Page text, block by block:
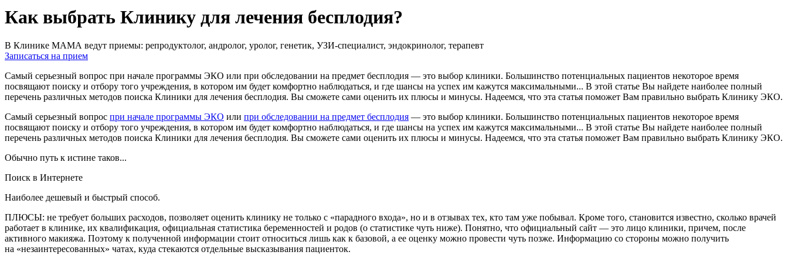
Как выбрать Клинику для лечения бесплодия?
В Клинике МАМА ведут приемы: репродуктолог, андролог, уролог, генетик, УЗИ-специалист, эндокринолог, терапевт
Записаться на прием
Самый серьезный вопрос при начале программы ЭКО или при обследовании на предмет бесплодия — это выбор клиники. Большинство потенциальных пациентов некоторое время
посвящают поиску и отбору того учреждения, в котором им будет комфортно наблюдаться, и где шансы на успех им кажутся максимальными... В этой статье Вы найдете наиболее полный
перечень различных методов поиска Клиники для лечения бесплодия. Вы сможете сами оценить их плюсы и минусы. Надеемся, что эта статья поможет Вам правильно выбрать Клинику ЭКО.
Самый серьезный вопрос при начале программы ЭКО или при обследовании на предмет бесплодия — это выбор клиники. Большинство потенциальных пациентов некоторое время
посвящают поиску и отбору того учреждения, в котором им будет комфортно наблюдаться, и где шансы на успех им кажутся максимальными... В этой статье Вы найдете наиболее полный
перечень различных методов поиска Клиники для лечения бесплодия. Вы сможете сами оценить их плюсы и минусы. Надеемся, что эта статья поможет Вам правильно выбрать Клинику ЭКО.
Обычно путь к истине таков...
Поиск в Интернете
Наиболее дешевый и быстрый способ.
ПЛЮСЫ: не требует больших расходов, позволяет оценить клинику не только с «парадного входа», но и в отзывах тех, кто там уже побывал. Кроме того, становится известно, сколько врачей
работает в клинике, их квалификация, официальная статистика беременностей и родов (о статистике чуть ниже). Понятно, что официальный сайт — это лицо клиники, причем, после
активного макияжа. Поэтому к полученной информации стоит относиться лишь как к базовой, а ее оценку можно провести чуть позже. Информацию со стороны можно получить
на «незаинтересованных» чатах, куда стекаются отдельные высказывания пациенток.